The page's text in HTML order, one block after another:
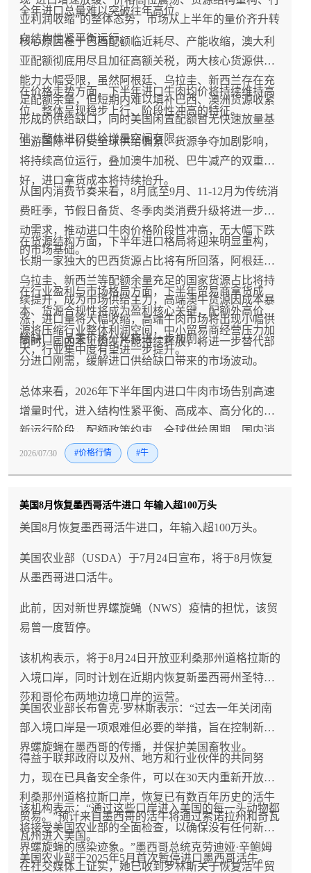
业利润收缩”的整体态势，市场从上半年的量价齐升转
向结构性紧平衡运行。
全年进口总量难以突破往年高位。
核心原因在于巴西配额临近耗尽、产能收缩，澳大利
亚配额彻底用尽且加征高额关税，两大核心货源供给
能力大幅受限，虽然阿根廷、乌拉圭、新西兰存在充
足配额余量，但短期内难以填补巴西、澳洲货源收紧
形成的供给缺口，同时美国闲置配额暂无快速放量基
础，整体进口供给增量空间有限。
在价格走势方面，下半年进口牛肉均价将持续维持高
位，整体呈现稳步上行、阶段性冲高的特征。
上游国际牛价受全球供给偏紧、货源争夺加剧影响，
将持续高位运行，叠加澳牛加税、巴牛减产的双重利
好，进口拿货成本将持续抬升。
从国内消费节奏来看，8月底至9月、11-12月为传统消
费旺季，节假日备货、冬季肉类消费升级将进一步拉
动需求，推动进口牛肉价格阶段性冲高，无大幅下跌
的市场基础。
在货源结构方面，下半年进口格局将迎来明显重构，
长期一家独大的巴西货源占比将有所回落，阿根廷、
乌拉圭、新西兰等配额余量充足的国家货源占比将持
续提升，成为市场供给主力，高端澳牛货源因成本暴
涨，进口量将大幅收缩，高端牛肉市场将出现小幅供
给缺口，品类价格分化将进一步加剧。
在行业盈利与市场格局方面，下半年贸易商拿货成
本、货源合规性将成为盈利核心关键，配额外高价货
源将压缩行业整体利润空间，中小贸易商经营压力加
大，行业集中度有望进一步提升。
同时，国内本土肉牛产能持续释放，将进一步替代部
分进口刚需，缓解进口供给缺口带来的市场波动。
总体来看，2026年下半年国内进口牛肉市场告别高速
增量时代，进入结构性紧平衡、高成本、高分化的全
新运行阶段，配额政策约束、全球供给周期、国内消
费节奏将共同主导市场走势，行业将在供需博弈中维
2026/07/30 #价格行情 #牛
美国8月恢复墨西哥活牛进口 年输入超100万头
美国8月恢复墨西哥活牛进口，年输入超100万头。
美国农业部（USDA）于7月24日宣布，将于8月恢复
从墨西哥进口活牛。
此前，因对新世界螺旋蝇（NWS）疫情的担忧，该贸
易曾一度暂停。
该机构表示，将于8月24日开放亚利桑那州道格拉斯的
入境口岸，同时计划在近期内恢复新墨西哥州圣特蕾
莎和哥伦布两地边境口岸的运营。
美国农业部长布鲁克·罗林斯表示：“过去一年关闭南
部入境口岸是一项艰难但必要的举措，旨在控制新世
界螺旋蝇在墨西哥的传播，并保护美国畜牧业。
得益于联邦政府以及州、地方和行业伙伴的共同努
力，现在已具备安全条件，可以在30天内重新开放亚
利桑那州道格拉斯口岸，恢复已有数百年历史的活牛
贸易。”预计来自墨西哥的活牛将通过索诺拉州和奇瓦
瓦州进入美国。
该机构表示：“通过这些口岸进入美国的每一头动物都
将接受美国农业部的全面检查，以确保没有任何新世
界螺旋蝇的感染迹象。”墨西哥总统克劳迪娅·辛鲍姆
在社交媒体上证实，她已收到罗林斯关于恢复活牛贸
美国农业部于2025年5月首次暂停进口墨西哥活牛。